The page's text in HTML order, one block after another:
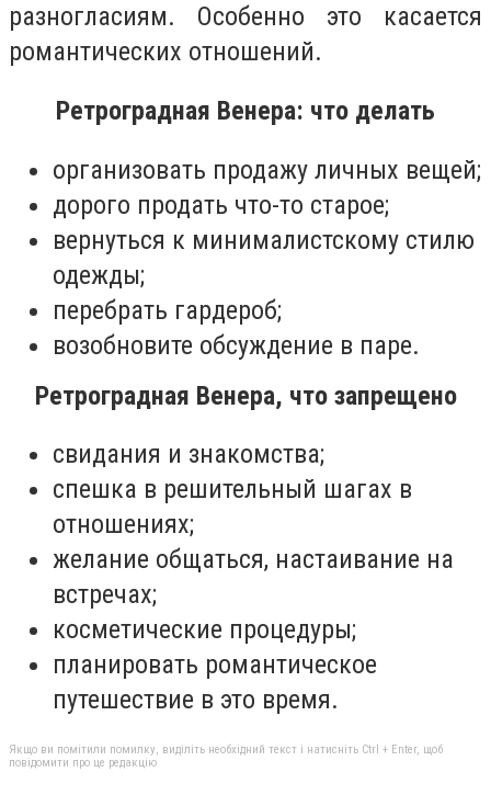
разногласиям. Особенно это касается
романтических отношений.
Ретроградная Венера: что делать
организовать продажу личных вещей;
дорого продать что-то старое;
вернуться к минималистскому стилю
одежды;
перебрать гардероб;
возобновите обсуждение в паре.
Ретроградная Венера, что запрещено
свидания и знакомства;
спешка в решительный шагах в
отношениях;
желание общаться, настаивание на
встречах;
косметические процедуры;
планировать романтическое
путешествие в это время.
Якщо ви помітили помилку, виділіть необхідний текст і натисніть Ctrl + Enter, щоб
повідомити про це редакцію